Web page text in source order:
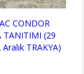
CONDOR
TANITIMI (29
TRAKYA)